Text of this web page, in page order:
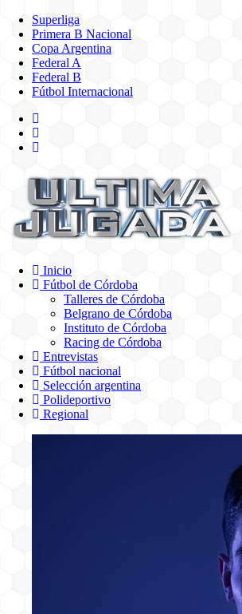
Superliga
Primera B Nacional
Copa Argentina
Federal A
Federal B
Fútbol Internacional
Inicio
Fútbol de Córdoba
Talleres de Córdoba
Belgrano de Córdoba
Instituto de Córdoba
Racing de Córdoba
Entrevistas
Fútbol nacional
Selección argentina
Polideportivo
Regional